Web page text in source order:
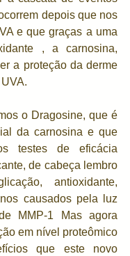
depois que nos
e que graças a uma
, a carnosina,
a proteção da derme
o Dragosine, que é
da carnosina e que
testes de eficácia
de cabeça lembro
antioxidante,
causados pela luz
MMP-1 Mas agora
em nível proteômico
que este novo